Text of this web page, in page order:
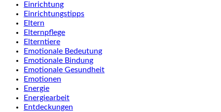
Einrichtung
Einrichtungstipps
Eltern
Elternpflege
Elterntiere
Emotionale Bedeutung
Emotionale Bindung
Emotionale Gesundheit
Emotionen
Energie
Energiearbeit
Entdeckungen